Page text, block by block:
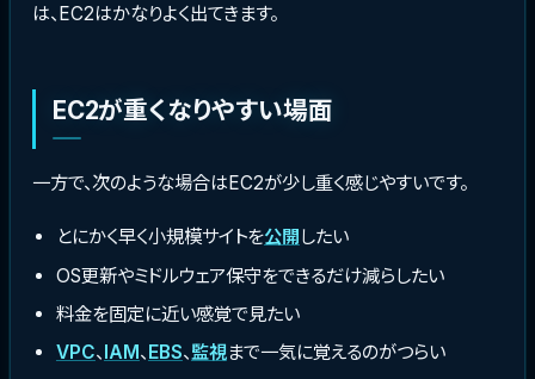
は、EC2はかなりよく出てきます。
EC2が重くなりやすい場面
一方で、次のような場合はEC2が少し重く感じやすいです。
とにかく早く小規模サイトを公開 したい
OS更新やミドルウェア保守をできるだけ減らしたい
料金を固定に近い感覚で見たい
VPC、 IAM 、 EBS、監視まで一気に覚えるのがつらい